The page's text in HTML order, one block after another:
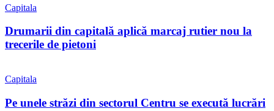
Capitala
Drumarii din capitală aplică marcaj rutier nou la
trecerile de pietoni
Capitala
Pe unele străzi din sectorul Centru se execută lucrări